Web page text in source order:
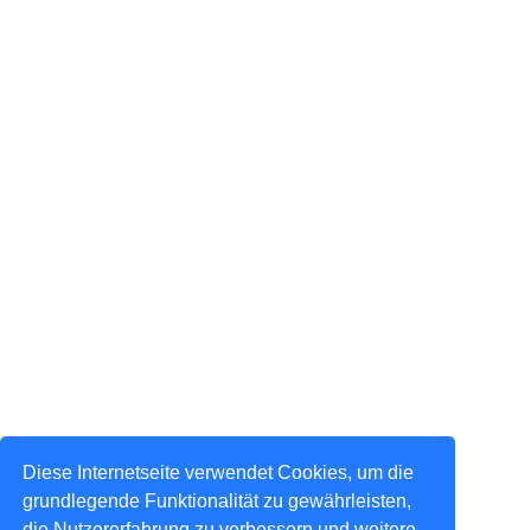
Diese Internetseite verwendet Cookies, um die
grundlegende Funktionalität zu gewährleisten,